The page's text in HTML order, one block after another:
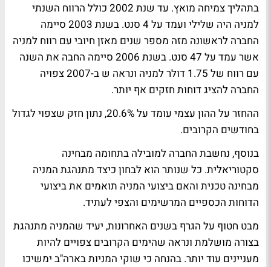
בתהליך צמיחה מואץ. עד שנת 2002 כולל הרווח השנתי
למניה היה שלילי ועמד על 4 סנט. בשנת 2003 סיימה
החברה לראשונה מזה מספר שנים מאזן חיובי עם רווח למניה
אשר עמד על 47 סנט. בשנת 2006 סיימה החבה את השנה
עם רווח של 1.75 דולר למניה ונראה ש ב-2007 צפויה
החברה להציג דוחות חזקים אף יותר.
ההחזר על ההון עצמי עומד על 20.6%, נתון חזק שצפוי לגדול
בחודשים הקרובים.
בנוסף, נחשבת החברה למובילה בתחומה מבחינה
סקטוריאלית. כל שנותר הוא לבחון כיצד מתנהגת המניה
מבחינה טכנית והאם ביצועי המניה תואמים את ביצועי
הדוחות הכספיים המרשימים והצפי לעתיד.
מבט חטוף על הגרף בשנים האחרונות, יעיד שהמניה מתנהגת
בצורה מושלמת ונראה שהימים הקרובים צפויים להיות
מעניינים עוד יותר. בהנחה כי שוקי המניות בארה"ב ימשיכו